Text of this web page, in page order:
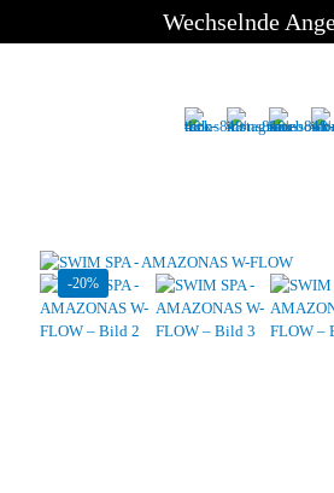
Wechselnde
-20%